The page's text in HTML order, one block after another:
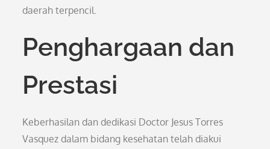
daerah terpencil.
Penghargaan dan
Prestasi
Keberhasilan dan dedikasi Doctor Jesus Torres
Vasquez dalam bidang kesehatan telah diakui